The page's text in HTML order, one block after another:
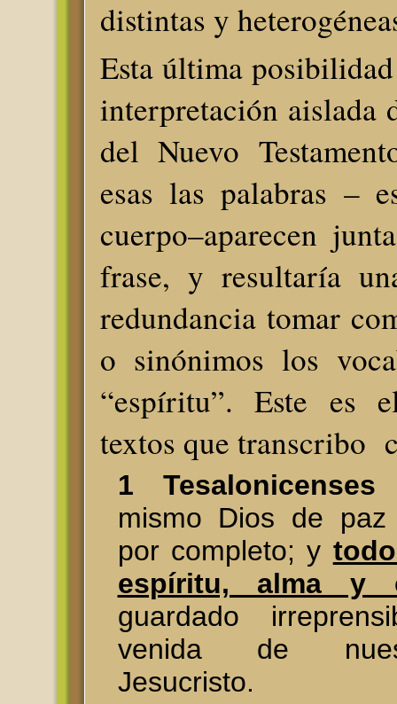
distintas y
Esta última
interpretación aislada
del Nuevo
esas las palabras –
cuerpo–aparecen
frase, y resultaría
redundancia tomar
o sinónimos los
“espíritu”. Este es
textos que transcribo
1 Tesalonicenses
mismo Dios de paz
por completo; y
espíritu, alma y
guardado
venida de
Jesucristo.